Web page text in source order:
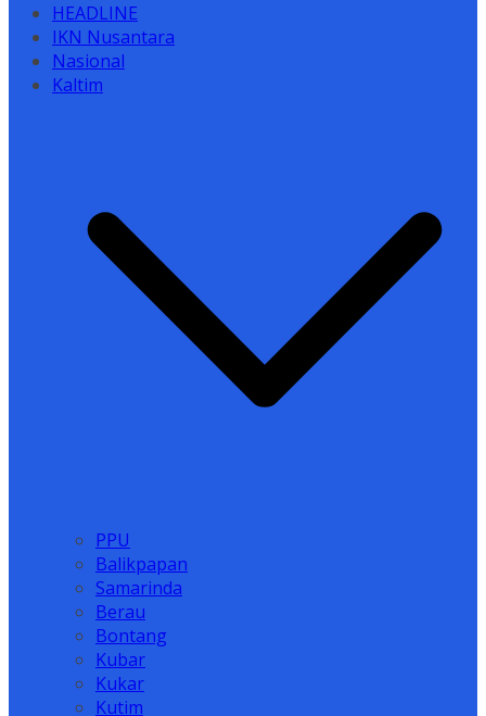
HEADLINE
IKN Nusantara
Nasional
Kaltim
PPU
Balikpapan
Samarinda
Berau
Bontang
Kubar
Kukar
Kutim